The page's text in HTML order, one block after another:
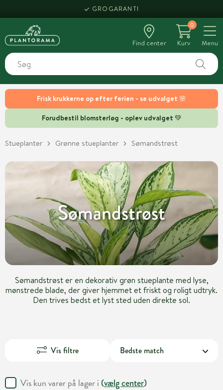
Frisk krukkerne op efter ferien - se udvalget 🌸
Forudbestil blomsterløg - oplev udvalget 💚
GROGARANTI
Find center
0
Kurv
Menu
Stueplanter Grønne stueplanter Sømandstrøst
Sømandstrøst
Sømandstrøst er en dekorativ grøn stueplante med lyse,
mønstrede blade, der giver hjemmet et friskt og roligt udtryk.
Den trives bedst et lyst sted uden direkte sol.
Vis filtre
Vis kun varer på lager i (vælg center)